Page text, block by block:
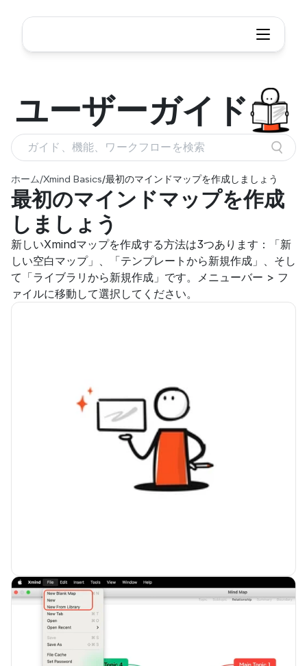
ホーム /Xmind Basics/最初のマインドマップを作成しましょう
最初のマインドマップを作成
しましょう
新しいXmindマップを作成する方法は3つあります：「新
しい空白マップ」、「テンプレートから新規作成」、そし
て「ライブラリから新規作成」です。メニューバー > フ
ァイルに移動して選択してください。
ユーザーガイド
ガイド、機能、ワークフローを検索